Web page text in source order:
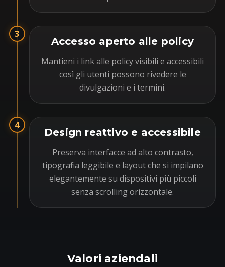
3
Accesso aperto alle policy
Mantieni i link alle policy visibili e accessibili
così gli utenti possono rivedere le
divulgazioni e i termini.
4
Design reattivo e accessibile
Preserva interfacce ad alto contrasto,
tipografia leggibile e layout che si impilano
elegantemente su dispositivi più piccoli
senza scrolling orizzontale.
Valori aziendali